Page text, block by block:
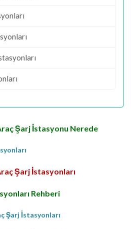
Şarj İstasyonu Nerede
Şarj İstasyonları
Rehberi
Şarj İstasyonları